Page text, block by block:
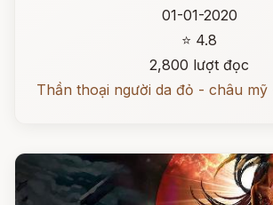
01-01-2020
⭐ 4.8
2,800 lượt đọc
Thần thoại người da đỏ - châu mỹ